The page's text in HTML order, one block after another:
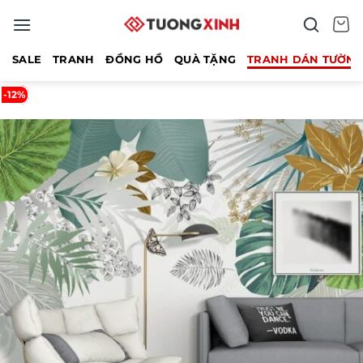
qua
SALE TRANH ĐỒNG HỒ QUÀ TẶNG TRANH DÁN
-12%